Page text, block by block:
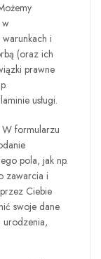
w
i
(oraz ich
prawne
usługi.
W formularzu
pola, jak np.
zawarcia i
Ciebie
swoje dane
urodzenia,